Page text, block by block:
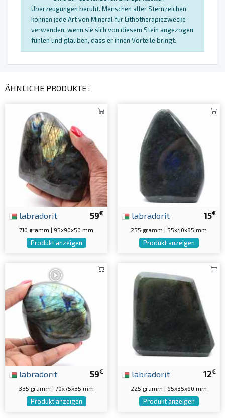
Überzeugungen beruht. Menschen aller Sternzeichen
können jede Art von Mineral für Lithotherapiezwecke
verwenden, wenn sie sich von diesem Stein angezogen
fühlen und glauben, dass er ihnen Vorteile bringt.
ÄHNLICHE PRODUKTE :
59€
labradorit
710 gramm | 95x90x50 mm
Produkt anzeigen
15€
labradorit
255 gramm | 55x40x85 mm
Produkt anzeigen
59€
labradorit
335 gramm | 70x75x35 mm
Produkt anzeigen
12€
labradorit
225 gramm | 65x35x60 mm
Produkt anzeigen